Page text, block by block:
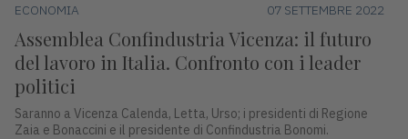
ECONOMIA 07 SETTEMBRE 2022
Assemblea Confindustria Vicenza: il futuro
del lavoro in Italia. Confronto con i leader
politici
Saranno a Vicenza Calenda, Letta, Urso; i presidenti di Regione
Zaia e Bonaccini e il presidente di Confindustria Bonomi.